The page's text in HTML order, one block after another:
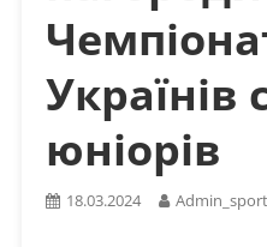
Українів
юніорів
18.03.2024 Admin_sport